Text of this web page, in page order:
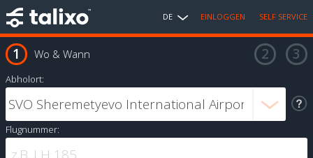
DE EINLOGGEN SELF SERVICE
Wo & Wann
Abholort:
Flugnummer: